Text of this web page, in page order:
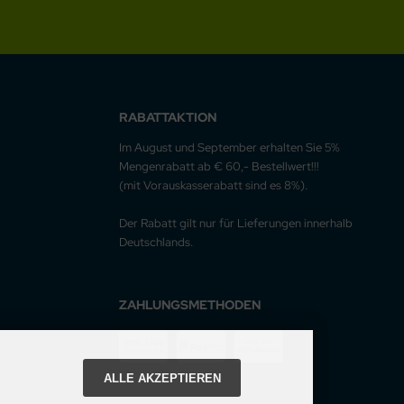
RABATTAKTION
Im August und September erhalten Sie 5%
Mengenrabatt ab € 60,- Bestellwert!!!
(mit Vorauskasserabatt sind es 8%).
Der Rabatt gilt nur für Lieferungen innerhalb
Deutschlands.
ZAHLUNGSMETHODEN
ALLE AKZEPTIEREN